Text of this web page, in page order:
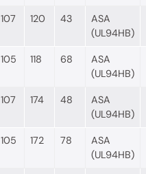
107 120 43
ASA
(UL94HB)
105 118 68
ASA
(UL94HB)
107 174 48
ASA
(UL94HB)
105 172 78
ASA
(UL94HB)